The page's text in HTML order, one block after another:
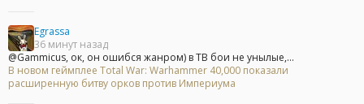
Egrassa
36 минут назад
@Gammicus, ок, он ошибся жанром) в ТВ бои не унылые,...
В новом геймплее Total War: Warhammer 40,000 показали
расширенную битву орков против Империума